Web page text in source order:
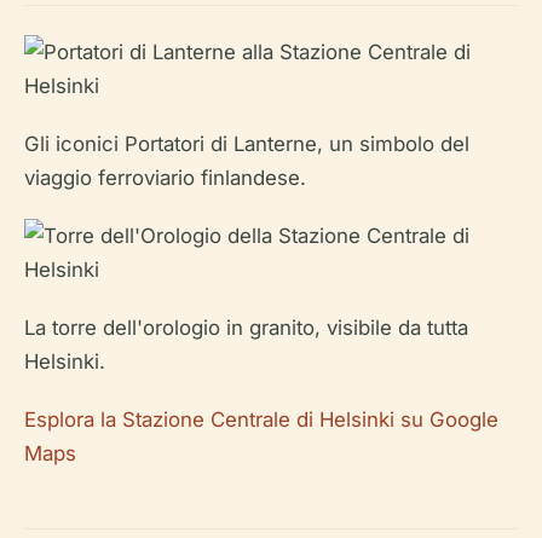
Gli iconici Portatori di Lanterne, un simbolo del
viaggio ferroviario finlandese.
La torre dell'orologio in granito, visibile da tutta
Helsinki.
Esplora la Stazione Centrale di Helsinki su Google
Maps